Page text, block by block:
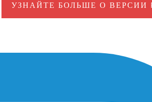
УЗНАЙТЕ БОЛЬШЕ О ВЕРСИИ